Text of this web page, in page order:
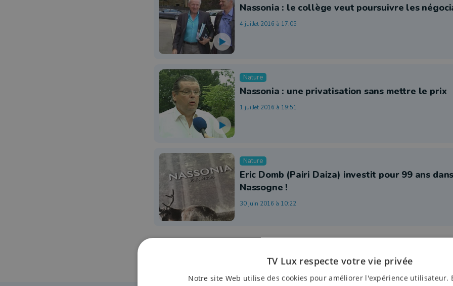
Nassonia : le collège veut poursuivre les
4 juillet 2016 à 17:05
Nature
Nassonia : une privatisation sans mettre le prix
1 juillet 2016 à 19:51
Nature
Eric Domb (Pairi Daiza) investit pour 99 ans
Nassogne !
30 juin 2016 à 10:22
TV Lux respecte votre vie privée
Notre site Web utilise des cookies pour améliorer l'expérience utilisateur.